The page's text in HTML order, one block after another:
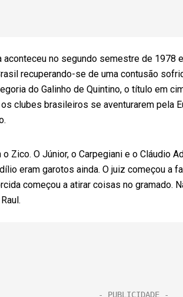
aconteceu no segundo semestre de
recuperando-se de uma contusão
do Galinho de Quintino, o título em
os clubes brasileiros se aventurarem pela
o Zico. O Júnior, o Carpegiani e o Cláudio
eram garotos ainda. O juiz começou a
começou a atirar coisas no gramado.